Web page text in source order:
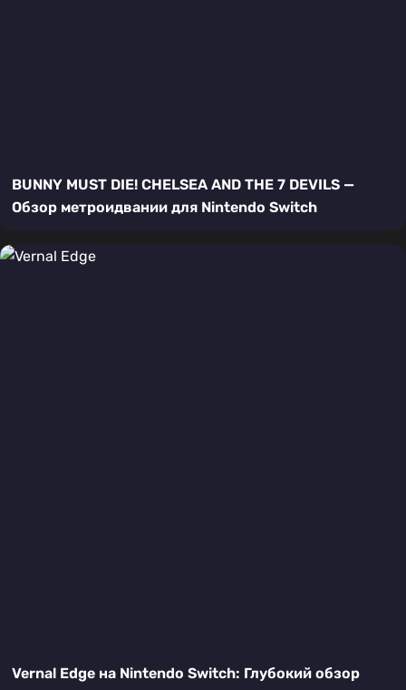
BUNNY MUST DIE! CHELSEA AND THE 7 DEVILS —
Обзор метроидвании для Nintendo Switch
Vernal Edge на Nintendo Switch: Глубокий обзор